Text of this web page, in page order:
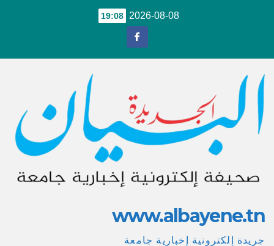
2026-08-08
19:08
www.albayene.tn
جريدة إلكترونية إخبارية جامعة